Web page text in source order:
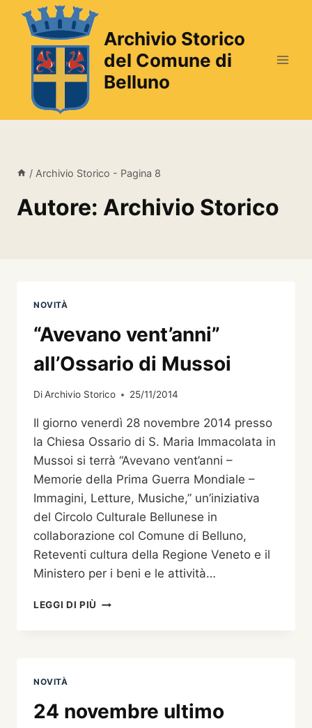
Salta
contenuto
Archivio Storico
del Comune di
Belluno
/ Archivio Storico - Pagina 8
Autore: Archivio Storico
NOVITÀ
“Avevano vent’anni”
all’Ossario di Mussoi
DiArchivio Storico 25/11/2014
Il giorno venerdì 28 novembre 2014 presso
la Chiesa Ossario di S. Maria Immacolata in
Mussoi si terrà “Avevano vent’anni –
Memorie della Prima Guerra Mondiale –
Immagini, Letture, Musiche,” un’iniziativa
del Circolo Culturale Bellunese in
collaborazione col Comune di Belluno,
Reteventi cultura della Regione Veneto e il
Ministero per i beni e le attività…
LEGGI DI PIÙ “AVEVANO
NOVITÀ
24 novembre ultimo